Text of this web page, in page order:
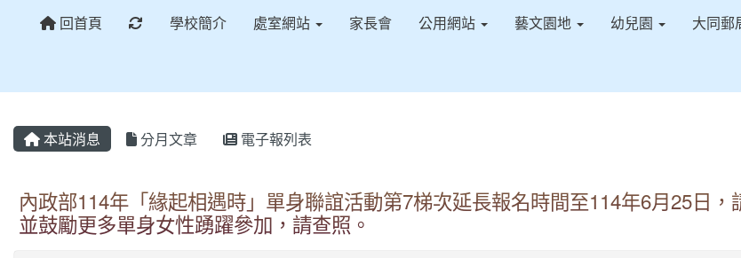
回首頁 重新取得佈景設定
學校簡介 處室網站 家長會 公用網站 藝文園地 幼兒園 大同郵
本站消息 分月文章 電子報列表
內政部114年「緣起相遇時」單身聯誼活動第7梯次延長報名時間至114年6月25日，
並鼓勵更多單身女性踴躍參加，請查照。